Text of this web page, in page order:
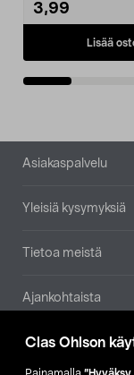
Clas Ohlson
3,99
Lisää
Asiakaspalvelu
Yleisiä kysymyksiä
Tietoa meistä
Ajankohtaista
Muut yrityksemme